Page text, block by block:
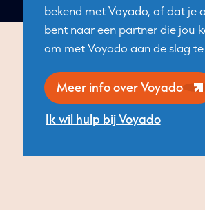
bekend met Voyado, of dat je
bent naar een partner die jou
om met Voyado aan de slag
Meer info over Voyado
Ik wil hulp bij Voyado